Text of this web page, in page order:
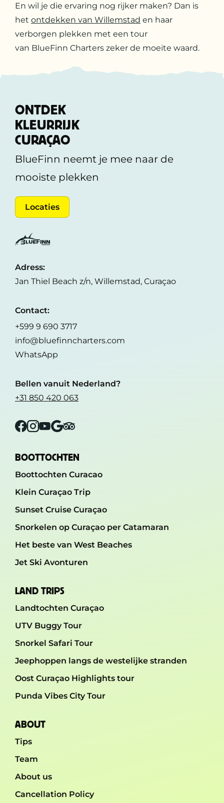
En wil je die ervaring nog rijker maken? Dan is
het ontdekken van Willemstad en haar
verborgen plekken met een tour
van BlueFinn Charters zeker de moeite waard.
ONTDEK
KLEURRIJK
CURAÇAO
BlueFinn neemt je mee naar de
mooiste plekken
Locaties
Adress:
Jan Thiel Beach z/n, Willemstad, Curaçao
Contact:
+599 9 690 3717
info@bluefinncharters.com
WhatsApp
Bellen vanuit Nederland?
+31 850 420 063
Facebook
Instagram
YouTube
GoogleTripadvisor
BOOTTOCHTEN
Boottochten Curacao
Klein Curaçao Trip
Sunset Cruise Curaçao
Snorkelen op Curaçao per Catamaran
Het beste van West Beaches
Jet Ski Avonturen
LAND TRIPS
Landtochten Curaçao
UTV Buggy Tour
Snorkel Safari Tour
Jeephoppen langs de westelijke stranden
Oost Curaçao Highlights tour
Punda Vibes City Tour
ABOUT
Tips
Team
About us
Cancellation Policy